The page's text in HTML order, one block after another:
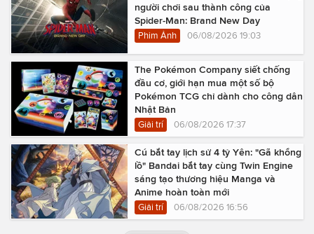
người chơi sau thành công của
Spider-Man: Brand New Day
Phim Ảnh 06/08/2026 19:03
The Pokémon Company siết chống
đầu cơ, giới hạn mua một số bộ
Pokémon TCG chỉ dành cho công dân
Nhật Bản
Giải trí 06/08/2026 17:37
Cú bắt tay lịch sử 4 tỷ Yên: "Gã khổng
lồ" Bandai bắt tay cùng Twin Engine
sáng tạo thương hiệu Manga và
Anime hoàn toàn mới
Giải trí 06/08/2026 16:56